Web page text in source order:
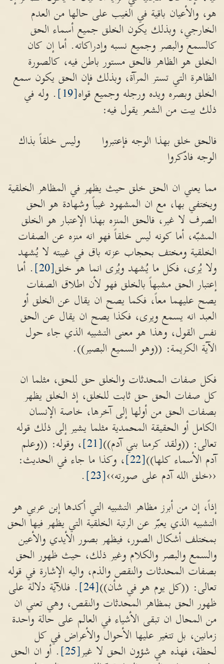
هو، والأعيان باقية في الغيب على حالها من العدم
الخارجي، وبذلك يكون الخلق جميع أسماء الحق
كالسمع والبصر وجميع نسبه وإدراكاته. أما إن كان
الخلق هو الظاهر فالحق مستور باطن فيه، كالصورة
الظاهرة التي تستر المرآة، وبذلك فإن الحق يكون سمع
الخلق وبصره ويده ورجله وجميع قواه[19]
. وله في
ذلك بيت من الشعر يقول فيه:
فالحق خلق بهذا الوجه فإعتبروا وليس خلقاً بذاك
الوجه فادّكروا
مما يعني ان الحق خلق حيث يظهر في المظاهر الخلقية
ويختفي بها، مع ان المشهود غيباً وشهادة هو الحق
الصرف لا غير، فالحق المنزه بهذا الإعتبار هو الخلق
المشبّه، أما كونه ليس خلقاً فهو انه منزه عن الصفات
الخلقية ومختف بحجاب عزته باق في غيبته لا يُشهد
ولا يُرى، فكل ما يُشهد ويُرى انما هو خلق[20]
. أما
إعتبار الحق مشبهاً بالخلق فهو لأن اطلاق الصفات
يصح عليهما معاً، فكما يصح ان يقال عن الخلق أو
العبد انه يسمع ويرى، فكذا يصح ان يقال عن الحق
نفس القول، وهذا هو معنى التشبيه الذي جاء حول
الآية الكريمة: ((وهو السميع البصير)).
فكل صفات المحدثات والخلق حق للحق، مثلما ان
كل صفات الحق حق ثابت للخلق، إذ الخلق يظهر
بصفات الحق من أولها إلى آخرها، خاصة الإنسان
الكامل أو الحقيقة المحمدية مثلما يشير إلى ذلك قوله
تعالى: ((ولقد كرمنا بني آدم))[21]
، وقوله: ((وعلم
آدم الأسماء كلها))[22]
، وكذا ما جاء في الحديث:
‹‹خلق الله آدم على صورته››[23]
.
إذاً، إن من أبرز مظاهر التشبيه التي أكدها إبن عربي هو
التشبيه الذي يعبّر عن الرتبة الخلقية التي يظهر فيها الحق
بمختلف أشكال الصور، فيظهر بصور الأيدي والأعين
والسمع والبصر والكلام وغير ذلك، حيث ظهور الحق
بصفات المحدثات والنقص والذم، واليه الإشارة في قوله
تعالى: ((كل يوم هو في شأن))[24]
. فللآية دلالة على
ظهور الحق بمظاهر المحدثات والنقص، وهي تعني ان
من المحال ان تبقى الأشياء في العالم على حالة واحدة
زمانين، بل تتغير عليها الأحوال والأعراض في كل
لحظة، فهذه هي شؤون الحق لا غير[25]
. أو ان الحق